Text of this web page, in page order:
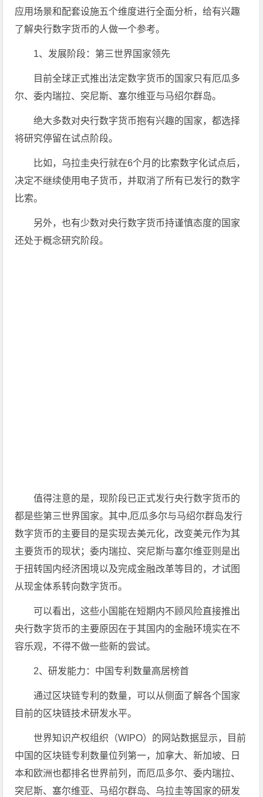
应用场景和配套设施五个维度进行全面分析，给有兴趣
了解央行数字货币的人做一个参考。
1、发展阶段：第三世界国家领先
目前全球正式推出法定数字货币的国家只有厄瓜多
尔、委内瑞拉、突尼斯、塞尔维亚与马绍尔群岛。
绝大多数对央行数字货币抱有兴趣的国家，都选择
将研究停留在试点阶段。
比如，乌拉圭央行就在6个月的比索数字化试点后，
决定不继续使用电子货币，并取消了所有已发行的数字
比索。
另外，也有少数对央行数字货币持谨慎态度的国家
还处于概念研究阶段。
值得注意的是，现阶段已正式发行央行数字货币的
都是些第三世界国家。其中,厄瓜多尔与马绍尔群岛发行
数字货币的主要目的是实现去美元化，改变美元作为其
主要货币的现状；委内瑞拉、突尼斯与塞尔维亚则是出
于扭转国内经济困境以及完成金融改革等目的，才试图
从现金体系转向数字货币。
可以看出，这些小国能在短期内不顾风险直接推出
央行数字货币的主要原因在于其国内的金融环境实在不
容乐观，不得不做一些新的尝试。
2、研发能力：中国专利数量高居榜首
通过区块链专利的数量，可以从侧面了解各个国家
目前的区块链技术研发水平。
世界知识产权组织（WIPO）的网站数据显示，目前
中国的区块链专利数量位列第一，加拿大、新加坡、日
本和欧洲也都排名世界前列，而厄瓜多尔、委内瑞拉、
突尼斯、塞尔维亚、马绍尔群岛、乌拉圭等国家的研发